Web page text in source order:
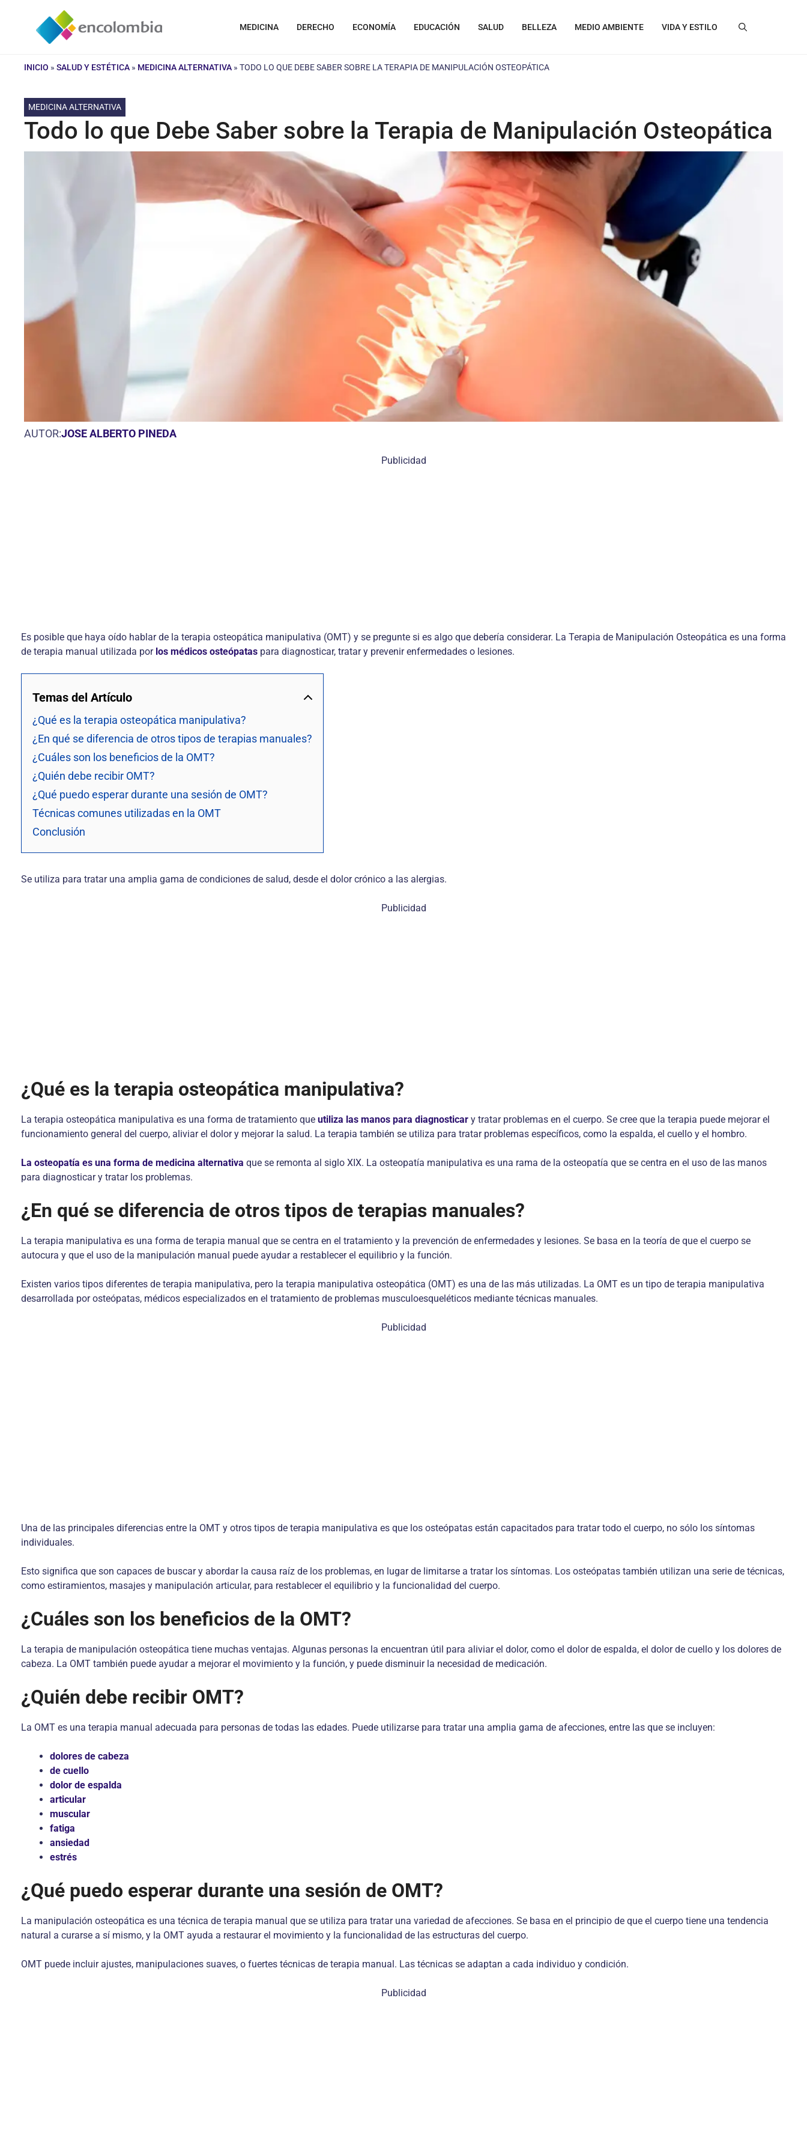
contenido
MEDICINA DERECHO ECONOMÍA EDUCACIÓN SALUD BELLEZA MEDIO AMBIENTE VIDA Y ESTILO
INICIO » SALUD Y ESTÉTICA » MEDICINA ALTERNATIVA » TODO LO QUE DEBE SABER SOBRE LA TERAPIA DE MANIPULACIÓN OSTEOPÁTICA
MEDICINA ALTERNATIVA
Todo lo que Debe Saber sobre la Terapia de Manipulación Osteopática
AUTOR:JOSE ALBERTO PINEDA
Publicidad
Es posible que haya oído hablar de la terapia osteopática manipulativa (OMT) y se pregunte si es algo que debería considerar. La Terapia de Manipulación Osteopática es una forma
de terapia manual utilizada por los médicos osteópatas para diagnosticar, tratar y prevenir enfermedades o lesiones.
Temas del Artículo
¿Qué es la terapia osteopática manipulativa?
¿En qué se diferencia de otros tipos de terapias manuales?
¿Cuáles son los beneficios de la OMT?
¿Quién debe recibir OMT?
¿Qué puedo esperar durante una sesión de OMT?
Técnicas comunes utilizadas en la OMT
Conclusión
Se utiliza para tratar una amplia gama de condiciones de salud, desde el dolor crónico a las alergias.
Publicidad
¿Qué es la terapia osteopática manipulativa?
La terapia osteopática manipulativa es una forma de tratamiento que utiliza las manos para diagnosticar y tratar problemas en el cuerpo. Se cree que la terapia puede mejorar el
funcionamiento general del cuerpo, aliviar el dolor y mejorar la salud. La terapia también se utiliza para tratar problemas específicos, como la espalda, el cuello y el hombro.
La osteopatía es una forma de medicina alternativa que se remonta al siglo XIX. La osteopatía manipulativa es una rama de la osteopatía que se centra en el uso de las manos
para diagnosticar y tratar los problemas.
¿En qué se diferencia de otros tipos de terapias manuales?
La terapia manipulativa es una forma de terapia manual que se centra en el tratamiento y la prevención de enfermedades y lesiones. Se basa en la teoría de que el cuerpo se
autocura y que el uso de la manipulación manual puede ayudar a restablecer el equilibrio y la función.
Existen varios tipos diferentes de terapia manipulativa, pero la terapia manipulativa osteopática (OMT) es una de las más utilizadas. La OMT es un tipo de terapia manipulativa
desarrollada por osteópatas, médicos especializados en el tratamiento de problemas musculoesqueléticos mediante técnicas manuales.
Publicidad
Una de las principales diferencias entre la OMT y otros tipos de terapia manipulativa es que los osteópatas están capacitados para tratar todo el cuerpo, no sólo los síntomas
individuales.
Esto significa que son capaces de buscar y abordar la causa raíz de los problemas, en lugar de limitarse a tratar los síntomas. Los osteópatas también utilizan una serie de técnicas,
como estiramientos, masajes y manipulación articular, para restablecer el equilibrio y la funcionalidad del cuerpo.
¿Cuáles son los beneficios de la OMT?
La terapia de manipulación osteopática tiene muchas ventajas. Algunas personas la encuentran útil para aliviar el dolor, como el dolor de espalda, el dolor de cuello y los dolores de
cabeza. La OMT también puede ayudar a mejorar el movimiento y la función, y puede disminuir la necesidad de medicación.
¿Quién debe recibir OMT?
La OMT es una terapia manual adecuada para personas de todas las edades. Puede utilizarse para tratar una amplia gama de afecciones, entre las que se incluyen:
dolores de cabeza
de cuello
dolor de espalda
articular
muscular
fatiga
ansiedad
estrés
¿Qué puedo esperar durante una sesión de OMT?
La manipulación osteopática es una técnica de terapia manual que se utiliza para tratar una variedad de afecciones. Se basa en el principio de que el cuerpo tiene una tendencia
natural a curarse a sí mismo, y la OMT ayuda a restaurar el movimiento y la funcionalidad de las estructuras del cuerpo.
OMT puede incluir ajustes, manipulaciones suaves, o fuertes técnicas de terapia manual. Las técnicas se adaptan a cada individuo y condición.
Publicidad